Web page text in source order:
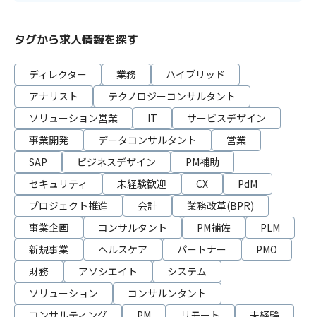
タグから求人情報を探す
ディレクター 業務
ハイブリッド
アナリスト
テクノロジーコンサルタント
ソリューション営業
IT
サービスデザイン
事業開発
データコンサルタント
営業
SAP
ビジネスデザイン
PM補助
セキュリティ
未経験歓迎 CX
PdM
プロジェクト推進
会計
業務改革(BPR)
事業企画
コンサルタント PM補佐
PLM
新規事業
ヘルスケア パートナー
PMO
財務
アソシエイト
システム
ソリューション
コンサルンタント